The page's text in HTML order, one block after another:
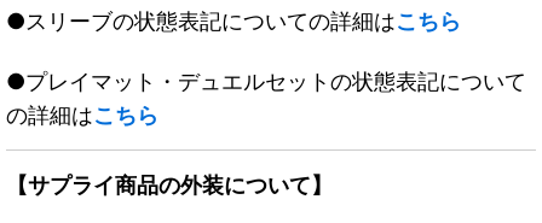
●スリーブの状態表記についての詳細はこちら
●プレイマット・デュエルセットの状態表記について
の詳細はこちら
【サプライ商品の外装について】